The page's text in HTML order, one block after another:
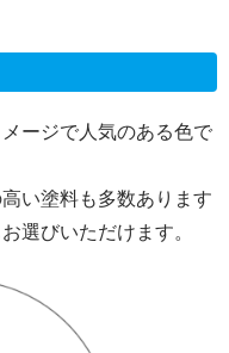
ージで人気のある色で
い塗料も多数あります
選びいただけます。